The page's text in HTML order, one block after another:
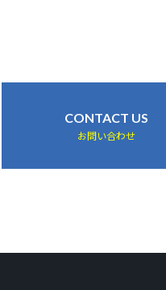
CONTACT US
お問い合わせ